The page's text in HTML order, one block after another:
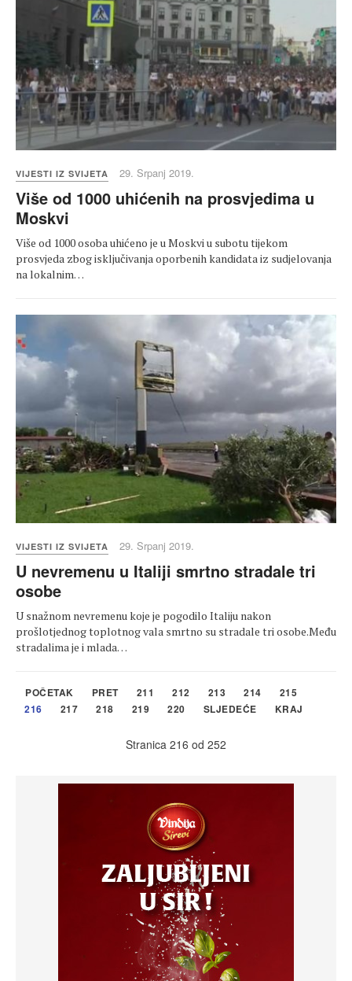
VIJESTI IZ SVIJETA 29. Srpanj 2019.
Više od 1000 uhićenih na prosvjedima u
Moskvi
Više od 1000 osoba uhićeno je u Moskvi u subotu tijekom
prosvjeda zbog isključivanja oporbenih kandidata iz sudjelovanja
na lokalnim…
VIJESTI IZ SVIJETA 29. Srpanj 2019.
U nevremenu u Italiji smrtno stradale tri
osobe
U snažnom nevremenu koje je pogodilo Italiju nakon
prošlotjednog toplotnog vala smrtno su stradale tri osobe.Među
stradalima je i mlada…
POČETAK PRET 211 212 213 214
215
216
217 218 219 220 SLJEDEĆE KRAJ
Stranica 216 od 252